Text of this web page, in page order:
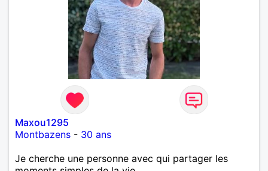
Maxou1295
Montbazens - 30 ans
Je cherche une personne avec qui partager les